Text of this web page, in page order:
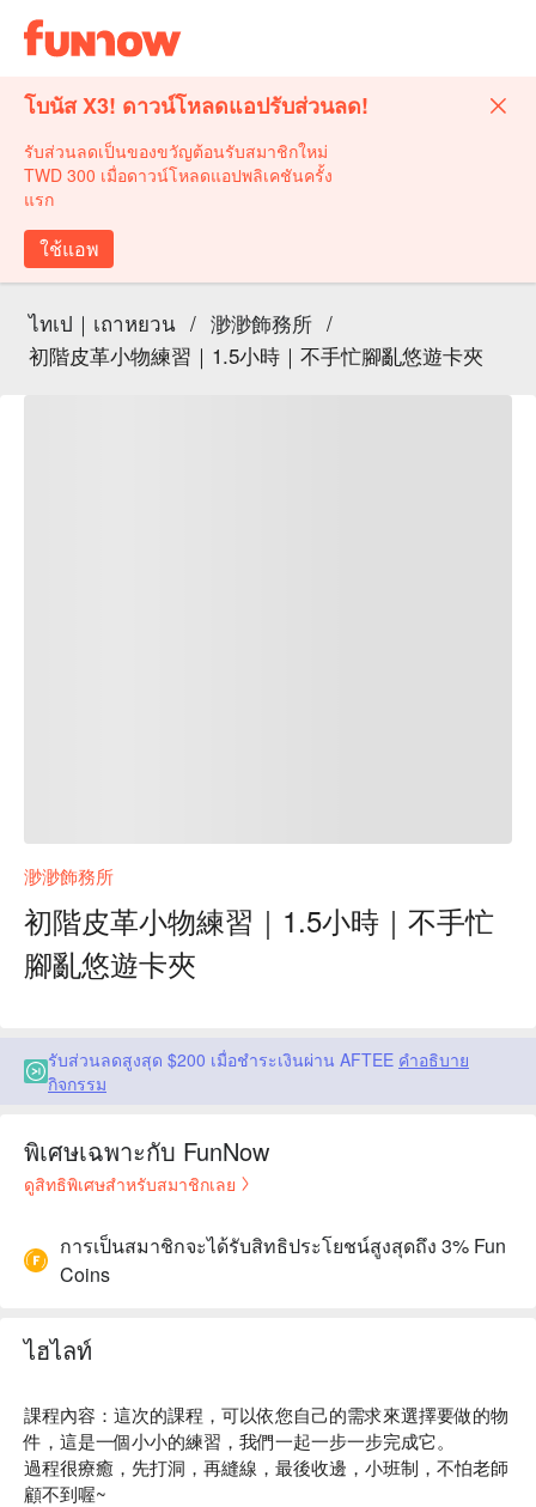
โบนัส X3! ดาวน์โหลดแอปรับส่วนลด!
รับส่วนลดเป็นของขวัญต้อนรับสมาชิกใหม่
TWD 300 เมื่อดาวน์โหลดแอปพลิเคชันครั้ง
แรก
ใช้แอพ
ไทเป｜เถาหยวน / 渺渺飾務所 /
初階皮革小物練習｜1.5小時｜不手忙腳亂悠遊卡夾
渺渺飾務所
初階皮革小物練習｜1.5小時｜不手忙
腳亂悠遊卡夾
รับส่วนลดสูงสุด $200 เมื่อชำระเงินผ่าน AFTEE คำอธิบาย
กิจกรรม
พิเศษเฉพาะกับ FunNow
ดูสิทธิพิเศษสำหรับสมาชิกเลย
การเป็นสมาชิกจะได้รับสิทธิประโยชน์สูงสุดถึง 3% Fun
Coins
ไฮไลท์
課程內容：這次的課程，可以依您自己的需求來選擇要做的物
件，這是一個小小的練習，我們一起一步一步完成它。
過程很療癒，先打洞，再縫線，最後收邊，小班制，不怕老師
顧不到喔~